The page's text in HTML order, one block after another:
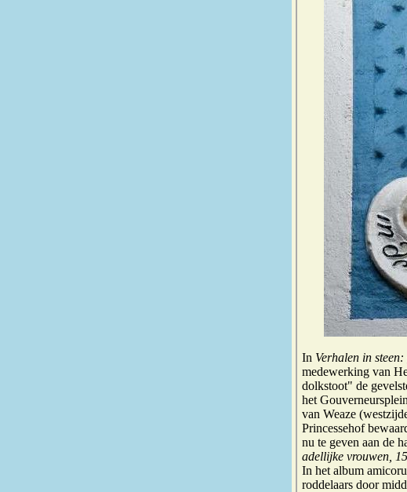
In Verhalen in
medewerking van
dolkstoot" de
het
van Weaze
Princessehof
nu te geven aan de
adellijke vrouwen,
In het album
roddelaars door